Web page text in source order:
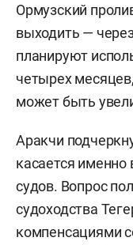
Ормузский
выходить —
планируют
четырех
может быть
Аракчи
касается
судов. Вопрос
судоходства
компенсациями